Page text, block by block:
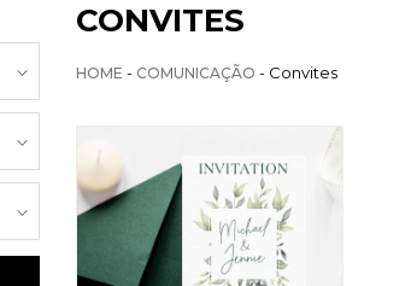
CONVITES
HOME - COMUNICAÇÃO - Convites